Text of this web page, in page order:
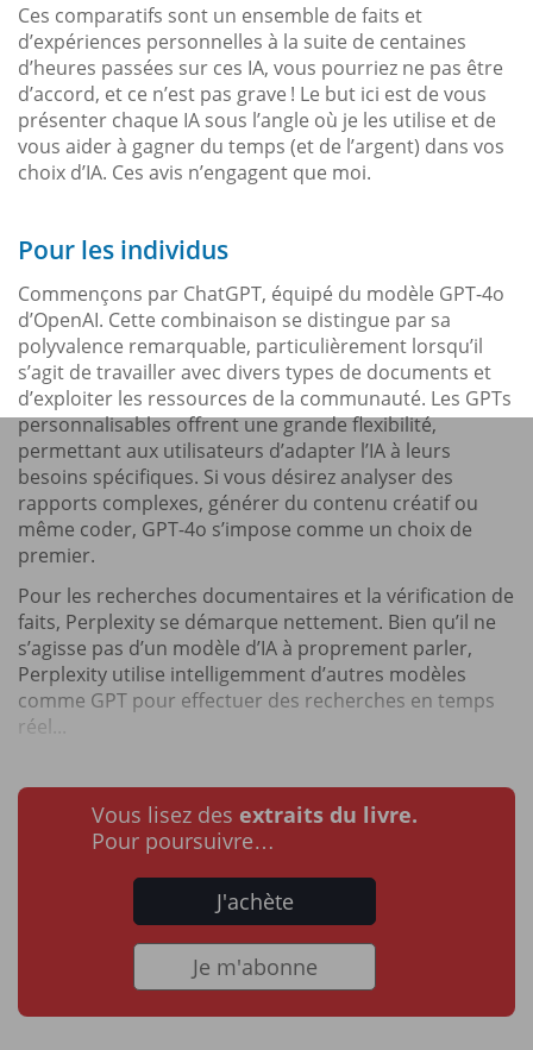
Ces comparatifs sont un ensemble de faits et
d’expériences personnelles à la suite de centaines
d’heures passées sur ces IA, vous pourriez ne pas être
d’accord, et ce n’est pas grave ! Le but ici est de vous
présenter chaque IA sous l’angle où je les utilise et de
vous aider à gagner du temps (et de l’argent) dans vos
choix d’IA. Ces avis n’engagent que moi.
Pour les individus
Commençons par ChatGPT, équipé du modèle GPT-4o
d’OpenAI. Cette combinaison se distingue par sa
polyvalence remarquable, particulièrement lorsqu’il
s’agit de travailler avec divers types de documents et
d’exploiter les ressources de la communauté. Les GPTs
personnalisables offrent une grande flexibilité,
permettant aux utilisateurs d’adapter l’IA à leurs
besoins spécifiques. Si vous désirez analyser des
rapports complexes, générer du contenu créatif ou
même coder, GPT-4o s’impose comme un choix de
premier.
Pour les recherches documentaires et la vérification de
faits, Perplexity se démarque nettement. Bien qu’il ne
s’agisse pas d’un modèle d’IA à proprement parler,
Perplexity utilise intelligemment d’autres modèles
comme GPT pour effectuer des recherches en temps
réel...
Vous lisez des extraits du livre.
Pour poursuivre…
J'achète
Je m'abonne